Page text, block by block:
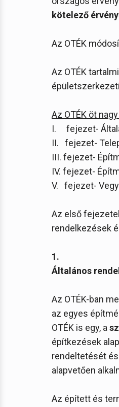
kötelező
Az OTÉK
Az OTÉK
Az OTÉK öt
I. fejezet-
II. fejezet-
III. fejezet-
IV. fejezet-
V. fejezet-
Az első
rendelkezések
1.
Általános
Az OTÉK-ban
az egyes
OTÉK is egy, a
építkezések
rendeltetését és
alapvetően
Az épített és